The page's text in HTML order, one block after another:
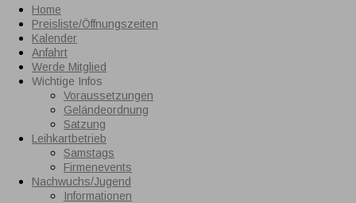
Home
Preisliste/Öffnungszeiten
Kalender
Anfahrt
Werde Mitglied
Wichtige Infos
Voraussetzungen
Geländeordnung
Satzung
Leihkartbetrieb
Samstags
Firmenevents
Nachwuchs/Jugend
Informationen